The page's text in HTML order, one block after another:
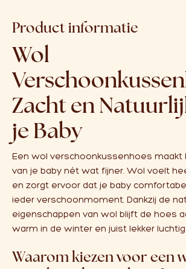
Product informatie
Wol
Zacht en
je Baby
Een wol verschoonkussenhoes maakt
van je baby nét wat fijner. Wol voelt
en zorgt ervoor dat je baby
ieder verschoonmoment. Dankzij de
eigenschappen van wol blijft de hoes
warm in de winter en juist lekker
Waarom kiezen voor een